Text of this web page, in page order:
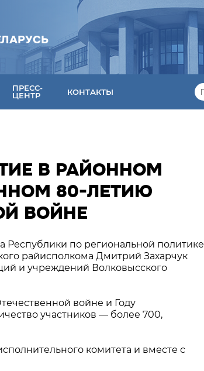
ПРЕСС-
ЦЕНТР
КОНТАКТЫ
В РАЙОННОМ
80-ЛЕТИЮ
ВОЙНЕ
Республики по региональной политике
райисполкома Дмитрий Захарчук
и учреждений Волковысского
войне и Году
участников — более 700,
комитета и вместе с